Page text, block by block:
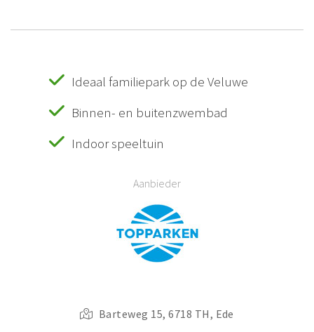
Ideaal familiepark op de Veluwe
Binnen- en buitenzwembad
Indoor speeltuin
Aanbieder
Barteweg 15, 6718 TH, Ede